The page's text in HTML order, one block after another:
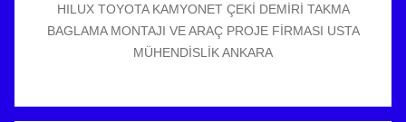
HILUX TOYOTA KAMYONET ÇEKİ DEMİRİ TAKMA
BAGLAMA MONTAJI VE ARAÇ PROJE FİRMASI USTA
MÜHENDİSLİK ANKARA